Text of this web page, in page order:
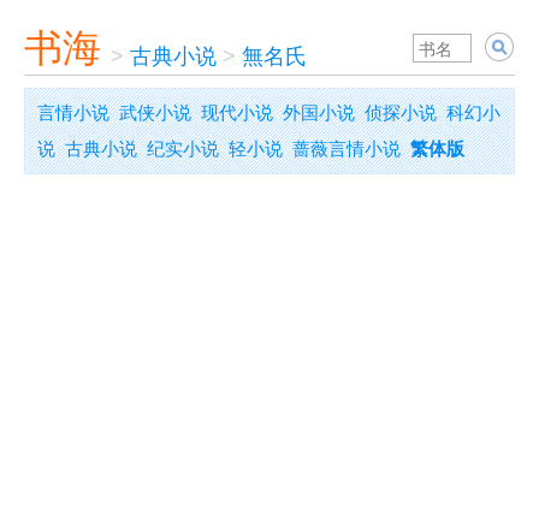
书海 > 古典小说 > 無名氏
言情小说 武侠小说 现代小说 外国小说 侦探小说 科幻小
说 古典小说 纪实小说 轻小说 蔷薇言情小说 繁体版